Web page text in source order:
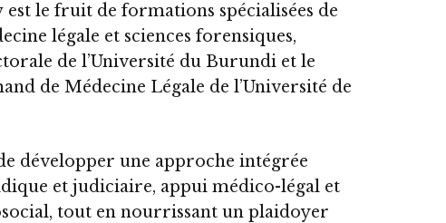
est le fruit de formations spécialisées de
légale et sciences forensiques,
de l’Université du Burundi et le
de Médecine Légale de l’Université de
développer une approche intégrée
et judiciaire, appui médico-légal et
tout en nourrissant un plaidoyer